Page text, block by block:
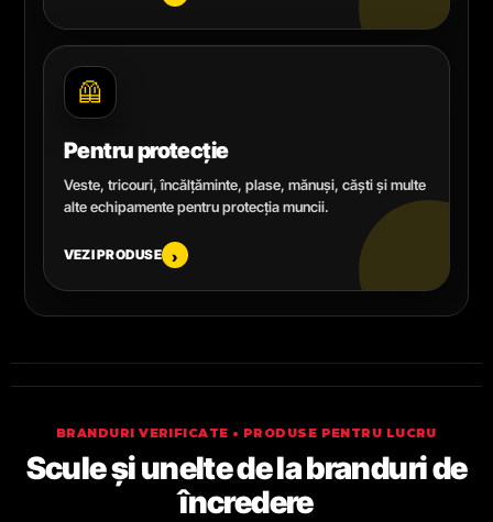
🦺
Pentru protecție
Veste, tricouri, încălțăminte, plase, mănuși, căști și multe
alte echipamente pentru protecția muncii.
VEZI PRODUSE ›
BRANDURI VERIFICATE • PRODUSE PENTRU LUCRU
Scule și unelte de la branduri de
încredere